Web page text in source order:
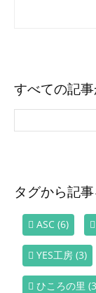
すべての記
タグから記
ASC (6)
YES工房 (3)
ひころの里